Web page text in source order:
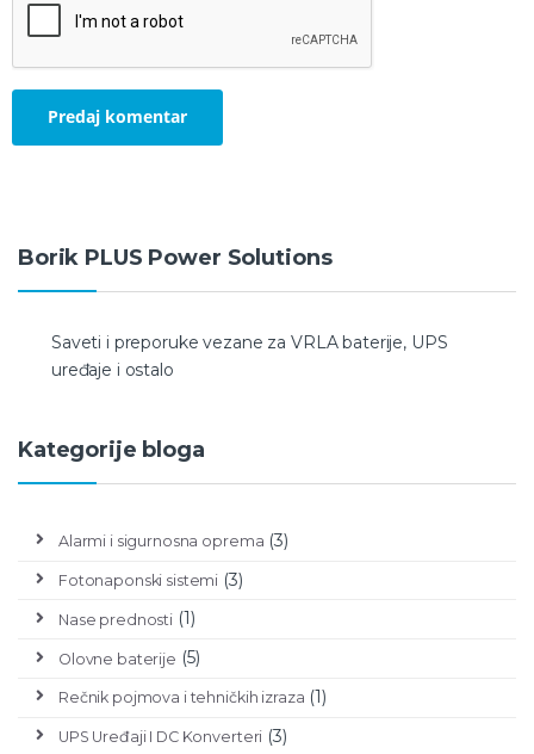
Borik PLUS Power Solutions
Saveti i preporuke vezane za VRLA baterije, UPS
uređaje i ostalo
Kategorije bloga
Alarmi i sigurnosna oprema (3)
Fotonaponski sistemi (3)
Nase prednosti (1)
Olovne baterije (5)
Rečnik pojmova i tehničkih izraza (1)
UPS Uređaji I DC Konverteri (3)